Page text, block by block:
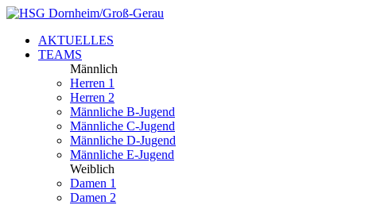
AKTUELLES
TEAMS
Männlich
Herren 1
Herren 2
Männliche B-Jugend
Männliche C-Jugend
Männliche D-Jugend
Männliche E-Jugend
Weiblich
Damen 1
Damen 2